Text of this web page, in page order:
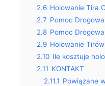
2.6 Holowanie Tira
2.7 Pomoc
2.8 Pomoc
2.9 Holowanie
2.10 Ile kosztuje
2.11 KONTAKT
2.11.1 Powiązane